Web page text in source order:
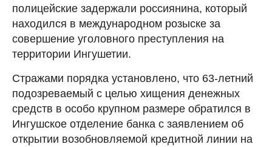
полицейские задержали россиянина, который
находился в международном розыске за
совершение уголовного преступления на
территории Ингушетии.
Стражами порядка установлено, что 63-летний
подозреваемый с целью хищения денежных
средств в особо крупном размере обратился в
Ингушское отделение банка с заявлением об
открытии возобновляемой кредитной линии на